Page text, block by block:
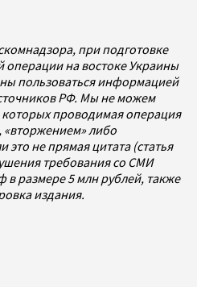
при подготовке
операции на востоке Украины
пользоваться информацией
РФ. Мы не можем
проводимая операция
«вторжением» либо
это не прямая цитата (статья
требования со СМИ
размере 5 млн рублей, также
издания.